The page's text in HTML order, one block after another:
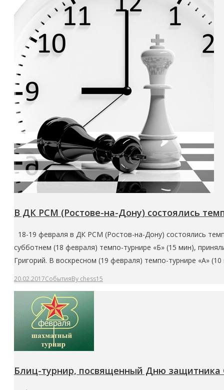
В ДК РСМ (Ростове-на-Дону) состоялись
18-19 февраля в ДК РСМ (Ростов-на-Дону) состоялись
субботнем (18 февраля) темпо-турнире «Б» (15 мин),
Григорий. В воскресном (19 февраля) темпо-турнире «А»
20.02.2017СобытияBy chess15
Блиц-турнир, посвященный Дню